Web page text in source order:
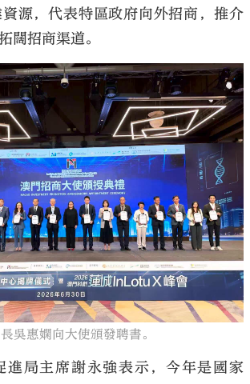
大公文匯
源，代表特區政府向外招商，推介
闊招商渠道。
吳惠嫻向大使頒發聘書。
進局主席謝永強表示，今年是國家